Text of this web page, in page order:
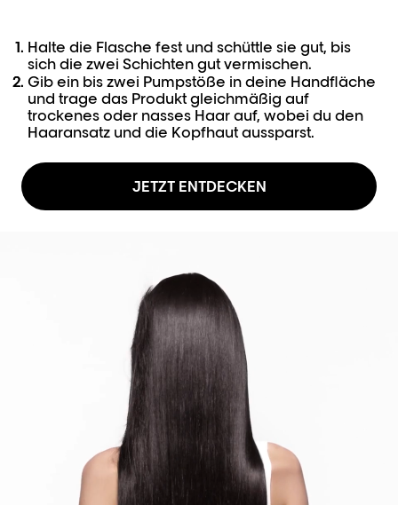
Halte die Flasche fest und schüttle sie gut, bis
sich die zwei Schichten gut vermischen.
Gib ein bis zwei Pumpstöße in deine Handfläche
und trage das Produkt gleichmäßig auf
trockenes oder nasses Haar auf, wobei du den
Haaransatz und die Kopfhaut aussparst.
JETZT ENTDECKEN